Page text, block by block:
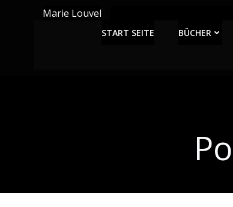
Marie Louvel
START SEITE BÜCHER